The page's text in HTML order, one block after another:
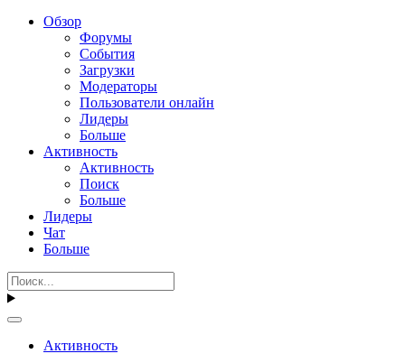
Обзор
Форумы
События
Загрузки
Модераторы
Пользователи онлайн
Лидеры
Больше
Активность
Активность
Поиск
Больше
Лидеры
Чат
Больше
Активность